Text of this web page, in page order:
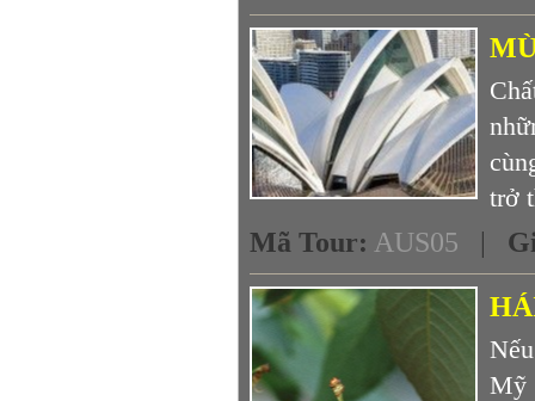
trở
Mã Tour: AUS05 |
Mỹ